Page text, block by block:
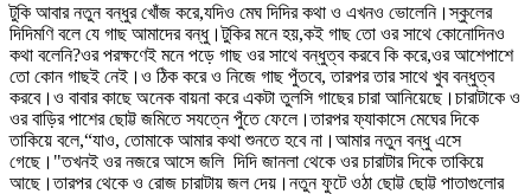
টুকি আবার নতুন বন্ধুর খোঁজ করে,যদিও মেঘ দিদির কথা ও এখনও ভোলেনি।স্কুলের
দিদিমণি বলে যে গাছ আমাদের বন্ধু।টুকির মনে হয়,কই গাছ তো ওর সাথে কোনোদিনও
কথা বলেনি?ওর পরক্ষণেই মনে পড়ে গাছ ওর সাথে বন্ধুত্ব করবে কি করে,ওর আশেপাশে
তো কোন গাছই নেই।ও ঠিক করে ও নিজে গাছ পুঁতবে, তারপর তার সাথে খুব বন্ধুত্ব
করবে।ও বাবার কাছে অনেক বায়না করে একটা তুলসি গাছের চারা আনিয়েছে।চারাটাকে ও
ওর বাড়ির পাশের ছোট্ট জমিতে সযত্নে পুঁতে ফেলে।তারপর ফ্যাকাসে মেঘের দিকে
তাকিয়ে বলে,“যাও, তোমাকে আমার কথা শুনতে হবে না।আমার নতুন বন্ধু এসে
গেছে।"তখনই ওর নজরে আসে জলি দিদি জানলা থেকে ওর চারাটার দিকে তাকিয়ে
আছে।তারপর থেকে ও রোজ চারাটায় জল দেয়।নতুন ফুটে ওঠা ছোট্ট ছোট্ট পাতাগুলোর